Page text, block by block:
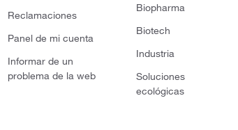
Reclamaciones
Panel de mi cuenta
Informar de un
problema de la web
Biopharma
Biotech
Industria
Soluciones
ecológicas